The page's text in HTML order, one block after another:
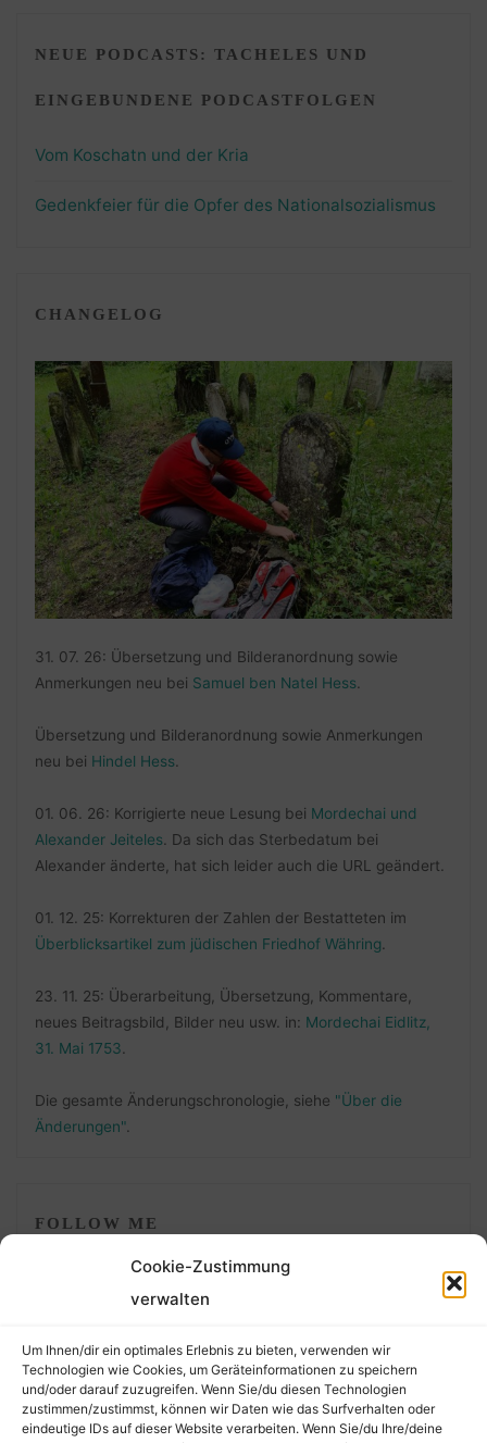
Cookie-Zustimmung
verwalten
Um Ihnen/dir ein optimales Erlebnis zu bieten, verwenden wir
Technologien wie Cookies, um Geräteinformationen zu speichern
und/oder darauf zuzugreifen. Wenn Sie/du diesen Technologien
zustimmen/zustimmst, können wir Daten wie das Surfverhalten oder
eindeutige IDs auf dieser Website verarbeiten. Wenn Sie/du Ihre/deine
NEUE PODCASTS: TACHELES UND
EINGEBUNDENE PODCASTFOLGEN
Vom Koschatn und der Kria
Gedenkfeier für die Opfer des Nationalsozialismus
CHANGELOG
31. 07. 26: Übersetzung und Bilderanordnung sowie
Anmerkungen neu bei Samuel ben Natel Hess.
Übersetzung und Bilderanordnung sowie Anmerkungen
neu bei Hindel Hess.
01. 06. 26: Korrigierte neue Lesung bei Mordechai und
Alexander Jeiteles. Da sich das Sterbedatum bei
Alexander änderte, hat sich leider auch die URL geändert.
01. 12. 25: Korrekturen der Zahlen der Bestatteten im
Überblicksartikel zum jüdischen Friedhof Währing.
23. 11. 25: Überarbeitung, Übersetzung, Kommentare,
neues Beitragsbild, Bilder neu usw. in: Mordechai Eidlitz,
31. Mai 1753.
Die gesamte Änderungschronologie, siehe "Über die
Änderungen".
FOLLOW ME